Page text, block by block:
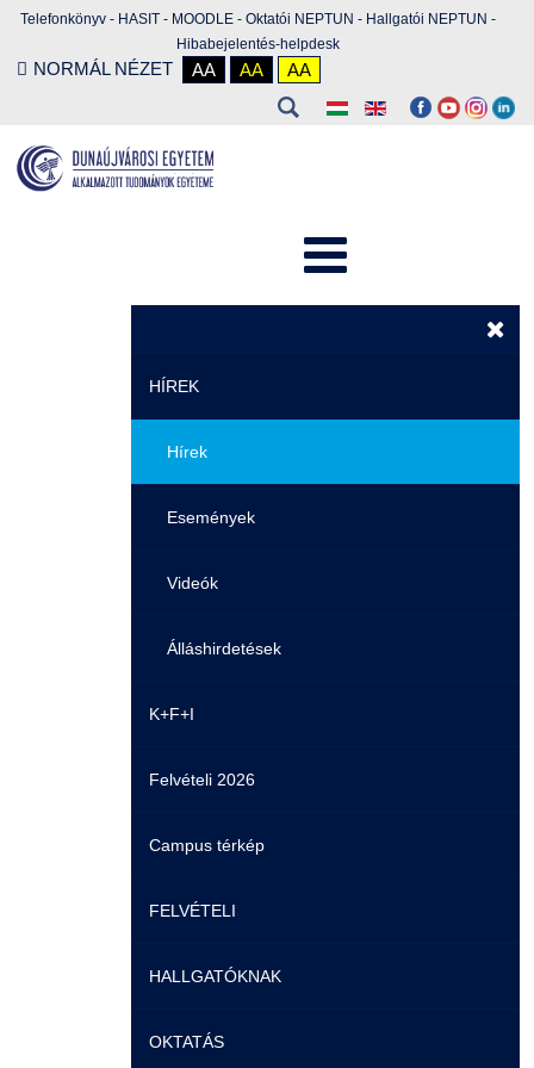
Telefonkönyv - HASIT - MOODLE - Oktatói NEPTUN - Hallgatói NEPTUN -
Hibabejelentés-helpdesk
NORMÁL NÉZET AA AA AA
HÍREK
Hírek
Események
Videók
Álláshirdetések
K+F+I
Felvételi 2026
Campus térkép
FELVÉTELI
Pontozási rendszer szabályai
Felvetteknek
HALLGATÓKNAK
Képzéseink
OKTATÁS